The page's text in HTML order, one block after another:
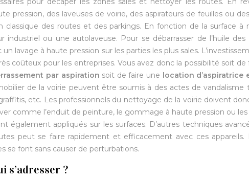
pression, des laveuses de voirie, des aspirateurs de feuilles ou
classique des routes et des parkings. En fonction de la surface à
industriel ou une autolaveuse. Pour se débarrasser de l’huile des
lavage à haute pression sur les parties les plus sales.
coûteux pour les entreprises. Vous avez donc la possibilité soit de
par aspiration soit de faire une location d’aspiratrice
de la voirie peuvent être soumis à des actes de vandalisme
etc. Les professionnels du nettoyage de la voirie doivent
comme l’enduit de peinture, le gommage à haute pression ou
également appliqués sur les surfaces. D’autres techniques
peut se faire rapidement et efficacement avec ces appareils.
se font sans causer de perturbations.
s’adresser ?